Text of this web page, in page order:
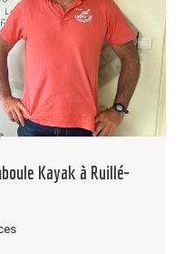
Kayak à Ruillé-